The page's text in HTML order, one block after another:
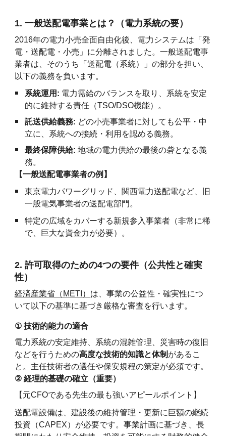
1. 一般送配電事業とは？（電力系統の要）
2016年の電力小売全面自由化後、電力システムは「発
電・送配電・小売」に分離されました。一般送配電事
業者は、そのうち「送配電（系統）」の部分を担い、
以下の義務を負います。
系統運用: 電力需給のバランスを取り、系統を安定
的に維持する責任（TSO/DSO機能）。
託送供給義務: どの小売事業者に対しても公平・中
立に、系統への接続・利用を認める義務。
最終保障供給: 地域の電力供給の最後の砦となる義
務。
【一般送配電事業者の例】
東京電力パワーグリッド、関西電力送配電など、旧
一般電気事業者の送配電部門。
特定の広域をカバーする新規参入事業者（非常に稀
で、巨大な資金力が必要）。
2. 許可取得のための4つの要件（公共性と確実
性）
経済産業省（METI） は、事業の公益性・確実性につ
いて以下の基準に基づき厳格な審査を行います。
① 技術的能力の適合
電力系統の安定維持、系統の混雑管理、災害時の復旧
などを行うための高度な技術的知識と体制 があるこ
と。主任技術者の選任や保安規程の策定が必須です。
② 経理的基礎の確立（重要）
【元CFOである先生の最も強いアピールポイント】
送配電設備は、建設後の維持管理・更新に巨額の継続
投資（CAPEX）が必要です。事業計画に基づき、長